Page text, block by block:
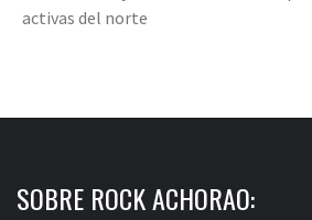
activas del norte
SOBRE ROCK ACHORAO: